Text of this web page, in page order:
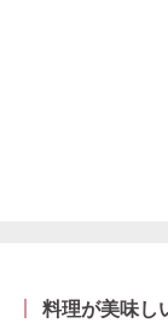
料理が美味